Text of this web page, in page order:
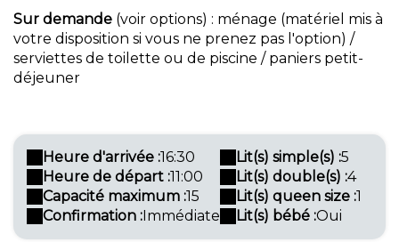
Sur demande (voir options) : ménage (matériel mis à
votre disposition si vous ne prenez pas l'option) /
serviettes de toilette ou de piscine / paniers petit-
déjeuner
Heure d'arrivée :16:30
Heure de départ :11:00
Capacité maximum :15
Confirmation :Immédiate
Lit(s) simple(s) :5
Lit(s) double(s) :4
Lit(s) queen size :1
Lit(s) bébé :Oui